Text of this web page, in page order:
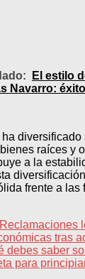
El estilo
Navarro:
diversificado
raíces y
a la
frente a las
Reclamaciones
tras
debes saber
para